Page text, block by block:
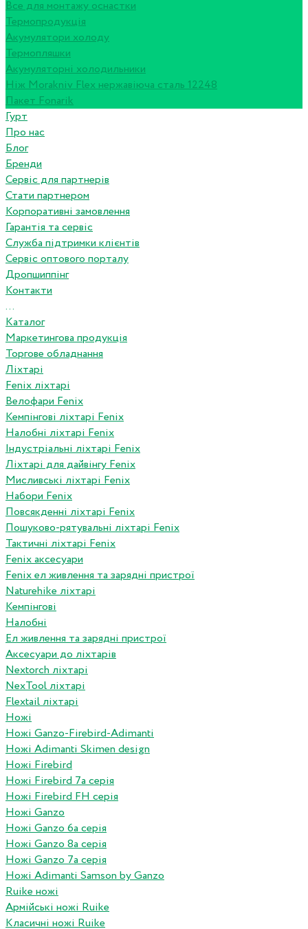
Все для монтажу оснастки
Термопродукція
Акумулятори холоду
Термопляшки
Акумуляторні холодильники
Ніж Morakniv Flex нержавіюча сталь 12248
Пакет Fonarik
Гурт
Про нас
Блог
Бренди
Сервіс для партнерів
Стати партнером
Корпоративні замовлення
Гарантія та сервіс
Служба підтримки клієнтів
Сервіс оптового порталу
Дропшиппінг
Контакти
...
Каталог
Маркетингова продукція
Торгове обладнання
Ліхтарі
Fenix ліхтарі
Велофари Fenix
Кемпінгові ліхтарі Fenix
Налобні ліхтарі Fenix
Індустріальні ліхтарі Fenix
Ліхтарі для дайвінгу Fenix
Мисливські ліхтарі Fenix
Набори Fenix
Повсякденні ліхтарі Fenix
Пошуково-рятувальні ліхтарі Fenix
Тактичні ліхтарі Fenix
Fenix аксесуари
Fenix ел живлення та зарядні пристрої
Naturehike ліхтарі
Кемпінгові
Налобні
Ел живлення та зарядні пристрої
Аксесуари до ліхтарів
Nextorch ліхтарі
NexTool ліхтарі
Flextail ліхтарі
Ножі
Ножі Ganzo-Firebird-Adimanti
Ножі Adimanti Skimen design
Ножі Firebird
Ножі Firebird 7а серія
Ножі Firebird FH серія
Ножі Ganzo
Ножі Ganzo 6а серія
Ножі Ganzo 8а серія
Ножі Ganzo 7а серія
Ножі Adimanti Samson by Ganzo
Ruike ножі
Армійські ножі Ruike
Класичні ножі Ruike